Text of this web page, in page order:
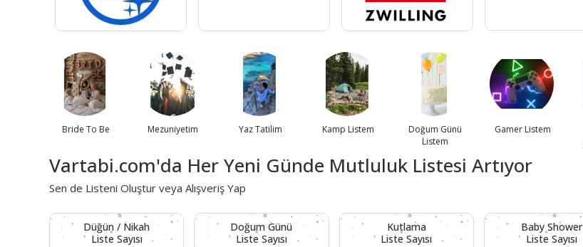
Bride To Be Mezuniyetim Yaz Tatilim Kamp Listem
Doğum Günü
Listem
Gamer Listem
Vartabi.com'da Her Yeni Günde Mutluluk Listesi Artıyor
Sen de Listeni Oluştur veya Alışveriş Yap
Düğün / Nikah
Liste Sayısı
Doğum Günü
Liste Sayısı
Kutlama
Liste Sayısı
Baby Shower
Liste Sayısı